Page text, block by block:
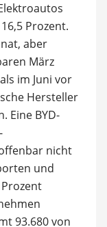
Prozent.
aber
März
im Juni vor
Hersteller
Eine BYD-
nicht
und
93.680 von